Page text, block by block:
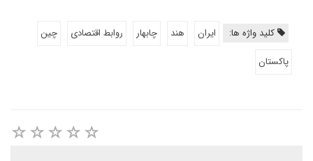
کلید واژه ها: ایران هند چابهار روابط اقتصادی
چین
پاکستان